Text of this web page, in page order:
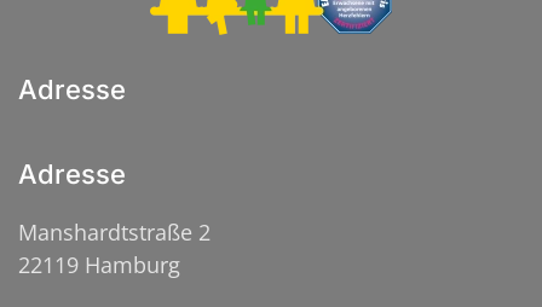
Adresse
Adresse
Manshardtstraße 2
22119 Hamburg